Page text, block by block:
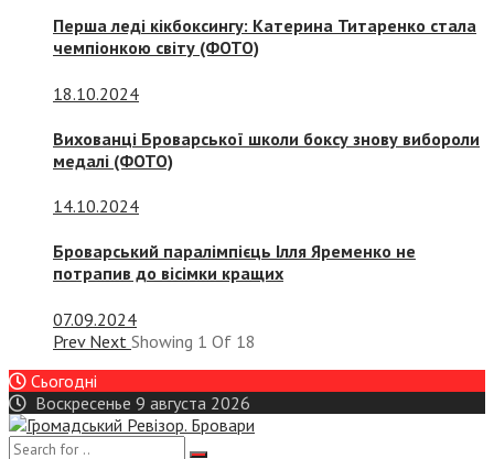
Перша леді кікбоксингу: Катерина Титаренко стала
чемпіонкою світу (ФОТО)
18.10.2024
Вихованці Броварської школи боксу знову вибороли
медалі (ФОТО)
14.10.2024
Броварський паралімпієць Ілля Яременко не
потрапив до вісімки кращих
07.09.2024
Prev Next Showing 1 Of 18
Сьогодні
Воскресенье 9 августа 2026